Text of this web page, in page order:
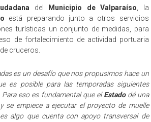
del Municipio de Valparaíso, la
está preparando junto a otros servicios
turísticas un conjunto de medidas, para
de fortalecimiento de actividad portuaria
cruceros.
es un desafío que nos propusimos hace un
es posible para las temporadas siguientes
Para eso es fundamental que elEstadodé una
se empiece a ejecutar el proyecto de muelle
algo que cuenta con apoyo transversal de